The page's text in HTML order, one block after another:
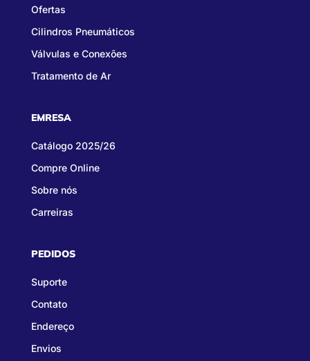
Ofertas
Cilindros Pneumáticos
Válvulas e Conexões
Tratamento de Ar
EMRESA
Catálogo 2025/26
Compre Online
Sobre nós
Carreiras
PEDIDOS
Suporte
Contato
Endereço
Envios